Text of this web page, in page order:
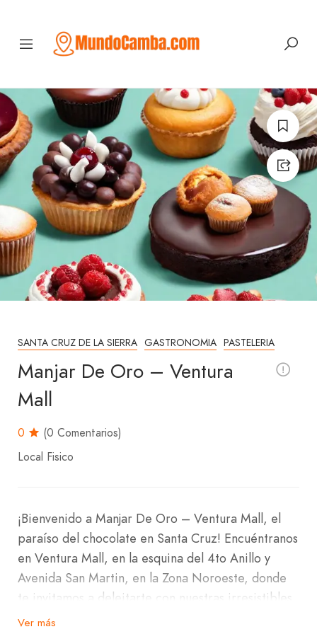
SANTA CRUZ DE LA SIERRA GASTRONOMIA PASTELERIA
Manjar De Oro – Ventura
Mall
0
(0 Comentarios)
Local Fisico
¡Bienvenido a Manjar De Oro – Ventura Mall, el
paraíso del chocolate en Santa Cruz! Encuéntranos
en Ventura Mall, en la esquina del 4to Anillo y
Avenida San Martin, en la Zona Noroeste, donde
te invitamos a deleitarte con nuestras irresistibles
delicias.
Ver más